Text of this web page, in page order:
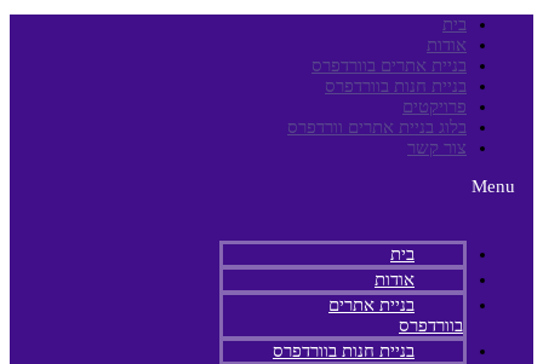
בית
אודות
בניית אתרים בוורדפרס
בניית חנות בוורדפרס
פרויקטים
בלוג בניית אתרים וורדפרס
צור קשר
Menu
בית
אודות
בניית אתרים
בוורדפרס
בניית חנות בוורדפרס